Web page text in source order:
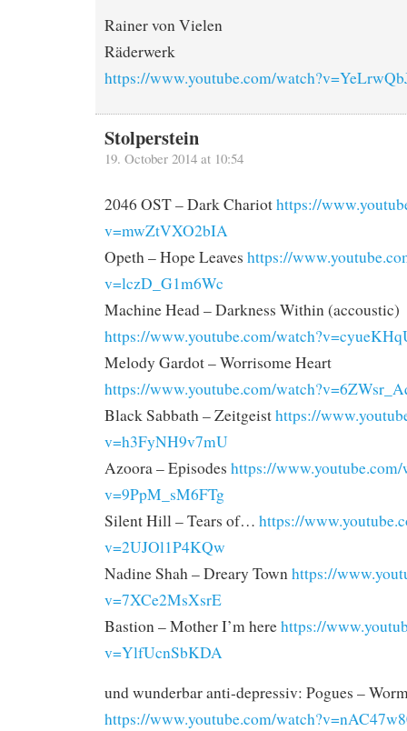
Rainer von Vielen
Räderwerk
https://www.youtube.com/
Stolperstein
19. October 2014 at 10:54
2046 OST – Dark Chariothttps://
v=mwZtVXO2bIA
Opeth – Hope Leaves https://
v=lczD_G1m6Wc
Machine Head – Darkness Within (accoustic)
https://www.youtube.com/
Melody Gardot – Worrisome Heart
https://www.youtube.com/
Black Sabbath – Zeitgeisthttps://
v=h3FyNH9v7mU
Azoora – Episodes https://www.youtube.com/
v=9PpM_sM6FTg
Silent Hill – Tears of… https://
v=2UJOl1P4KQw
Nadine Shah – Dreary Townhttps://
v=7XCe2MsXsrE
Bastion – Mother I’m herehttps://
v=YlfUcnSbKDA
und wunderbar anti-depressiv: Pogues –
https://www.youtube.com/